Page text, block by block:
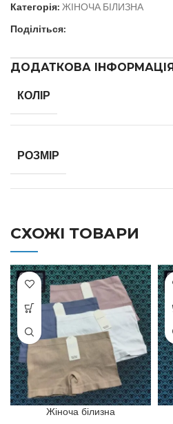
Категорія: ЖІНОЧА БІЛИЗНА
Поділіться:
ДОДАТКОВА ІНФОРМАЦІЯ
КОЛІР
РОЗМІР
СХОЖІ ТОВАРИ
Жіноча білизна